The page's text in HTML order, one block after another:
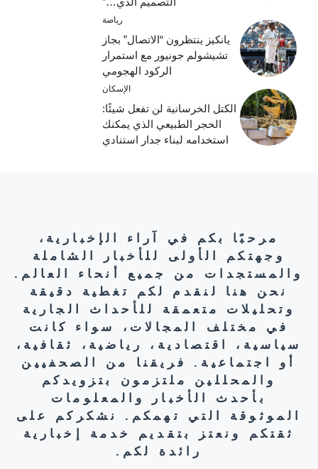
رياضة
يانكيز ينتظرون “الاتصال” بجاز
تشيشولم جونيور مع استمرار
الركود الهجومي
الإسكان
الكتل الخرسانية لن تفعل شيئًا:
الحجر الطبيعي الذي يمكنك
استخدامه لبناء جدار استنادي
مرحبًا بكم في آراء الإخبارية،
وجهتكم الأولى للأخبار الشاملة
والمستجدات من جميع أنحاء العالم.
نحن هنا لنقدم لكم تغطية دقيقة
وتحليلات متعمقة للأحداث الجارية
في مختلف المجالات، سواء كانت
سياسية، اقتصادية، رياضية، ثقافية،
أو اجتماعية. فريقنا من الصحفيين
والمحللين ملتزمون بتزويدكم
بأحدث الأخبار والمعلومات
الموثوقة التي تهمكم. نشكركم على
ثقتكم ونعتز بتقديم خدمة إخبارية
رائدة لكم.